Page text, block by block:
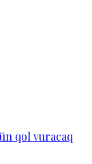
qol vuracaq